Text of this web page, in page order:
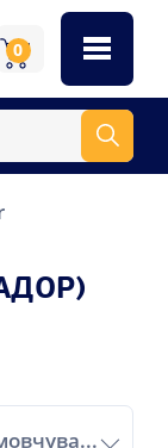
0
за замовчуванням